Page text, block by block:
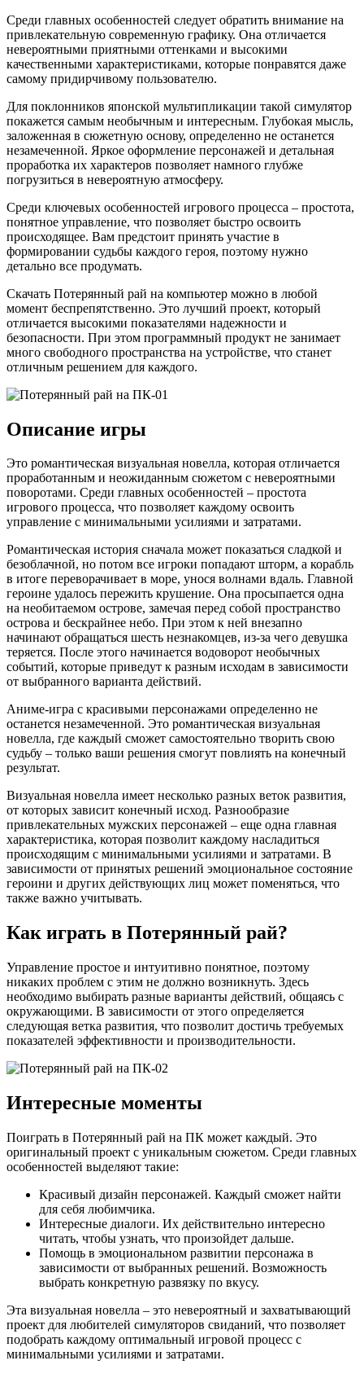
Среди главных особенностей следует обратить внимание на
привлекательную современную графику. Она отличается
невероятными приятными оттенками и высокими
качественными характеристиками, которые понравятся даже
самому придирчивому пользователю.
Для поклонников японской мультипликации такой симулятор
покажется самым необычным и интересным. Глубокая мысль,
заложенная в сюжетную основу, определенно не останется
незамеченной. Яркое оформление персонажей и детальная
проработка их характеров позволяет намного глубже
погрузиться в невероятную атмосферу.
Среди ключевых особенностей игрового процесса – простота,
понятное управление, что позволяет быстро освоить
происходящее. Вам предстоит принять участие в
формировании судьбы каждого героя, поэтому нужно
детально все продумать.
Скачать Потерянный рай на компьютер можно в любой
момент беспрепятственно. Это лучший проект, который
отличается высокими показателями надежности и
безопасности. При этом программный продукт не занимает
много свободного пространства на устройстве, что станет
отличным решением для каждого.
Описание игры
Это романтическая визуальная новелла, которая отличается
проработанным и неожиданным сюжетом с невероятными
поворотами. Среди главных особенностей – простота
игрового процесса, что позволяет каждому освоить
управление с минимальными усилиями и затратами.
Романтическая история сначала может показаться сладкой и
безоблачной, но потом все игроки попадают шторм, а корабль
в итоге переворачивает в море, унося волнами вдаль. Главной
героине удалось пережить крушение. Она просыпается одна
на необитаемом острове, замечая перед собой пространство
острова и бескрайнее небо. При этом к ней внезапно
начинают обращаться шесть незнакомцев, из-за чего девушка
теряется. После этого начинается водоворот необычных
событий, которые приведут к разным исходам в зависимости
от выбранного варианта действий.
Аниме-игра с красивыми персонажами определенно не
останется незамеченной. Это романтическая визуальная
новелла, где каждый сможет самостоятельно творить свою
судьбу – только ваши решения смогут повлиять на конечный
результат.
Визуальная новелла имеет несколько разных веток развития,
от которых зависит конечный исход. Разнообразие
привлекательных мужских персонажей – еще одна главная
характеристика, которая позволит каждому насладиться
происходящим с минимальными усилиями и затратами. В
зависимости от принятых решений эмоциональное состояние
героини и других действующих лиц может поменяться, что
также важно учитывать.
Как играть в Потерянный рай?
Управление простое и интуитивно понятное, поэтому
никаких проблем с этим не должно возникнуть. Здесь
необходимо выбирать разные варианты действий, общаясь с
окружающими. В зависимости от этого определяется
следующая ветка развития, что позволит достичь требуемых
показателей эффективности и производительности.
Интересные моменты
Поиграть в Потерянный рай на ПК может каждый. Это
оригинальный проект с уникальным сюжетом. Среди главных
особенностей выделяют такие:
Красивый дизайн персонажей. Каждый сможет найти
для себя любимчика.
Интересные диалоги. Их действительно интересно
читать, чтобы узнать, что произойдет дальше.
Помощь в эмоциональном развитии персонажа в
зависимости от выбранных решений. Возможность
выбрать конкретную развязку по вкусу.
Эта визуальная новелла – это невероятный и захватывающий
проект для любителей симуляторов свиданий, что позволяет
подобрать каждому оптимальный игровой процесс с
минимальными усилиями и затратами.